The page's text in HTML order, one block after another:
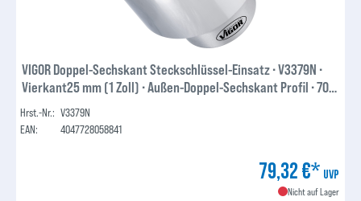
VIGOR Doppel-Sechskant Steckschlüssel-Einsatz ∙ V3379N ∙
Vierkant25 mm (1 Zoll) ∙ Außen-Doppel-Sechskant Profil ∙ 70
mm
Hrst.-Nr.: V3379N
EAN:
4047728058841
79,32 €* UVP
Nicht auf Lager